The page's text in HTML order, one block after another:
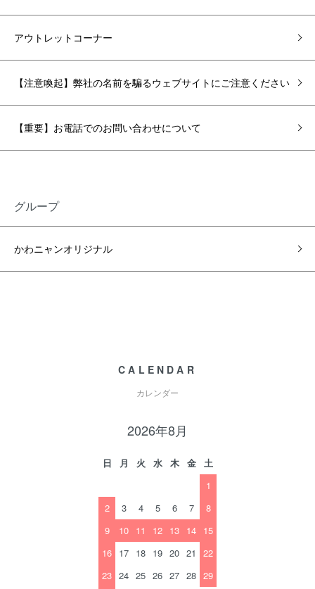
アウトレットコーナー
【注意喚起】弊社の名前を騙るウェブサイトにご注意ください
【重要】お電話でのお問い合わせについて
グループ
かわニャンオリジナル
CALENDAR
カレンダー
2026年8月
日 月 火 水 木 金
土
1
2
3 4 5 6 7
8
9
10 11 12 13 14 15
16 17 18 19 20 21
22
23 24 25 26 27 28 29